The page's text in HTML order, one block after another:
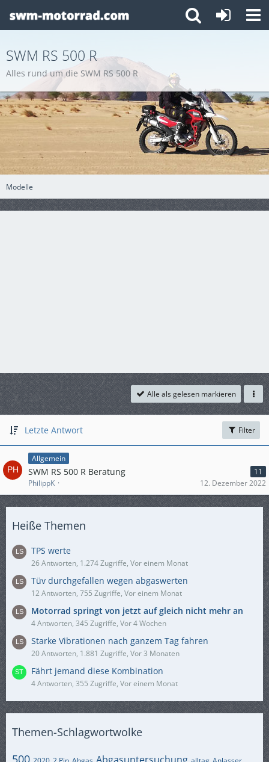
Modelle
SWM RS 500 R
Alles rund um die SWM RS 500 R
Alle als gelesen markieren
Letzte Antwort Filter
Allgemein
SWM RS 500 R Beratung
11
PhilippK
12. Dezember 2022
Heiße Themen
TPS werte
26 Antworten, 1.274 Zugriffe, Vor einem Monat
Tüv durchgefallen wegen abgaswerten
12 Antworten, 755 Zugriffe, Vor einem Monat
Motorrad springt von jetzt auf gleich nicht mehr an
4 Antworten, 345 Zugriffe, Vor 4 Wochen
Starke Vibrationen nach ganzem Tag fahren
20 Antworten, 1.881 Zugriffe, Vor 3 Monaten
Fährt jemand diese Kombination
4 Antworten, 355 Zugriffe, Vor einem Monat
Themen-Schlagwortwolke
500